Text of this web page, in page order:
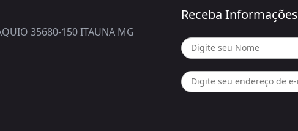
35680-150 ITAUNA MG
Receba Informações